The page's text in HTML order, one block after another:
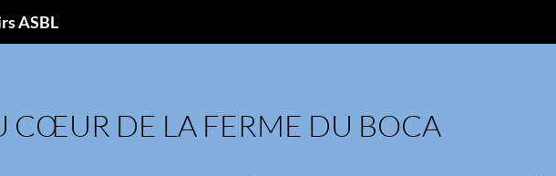
ASBL
CŒUR DE LA FERME DU BOCA